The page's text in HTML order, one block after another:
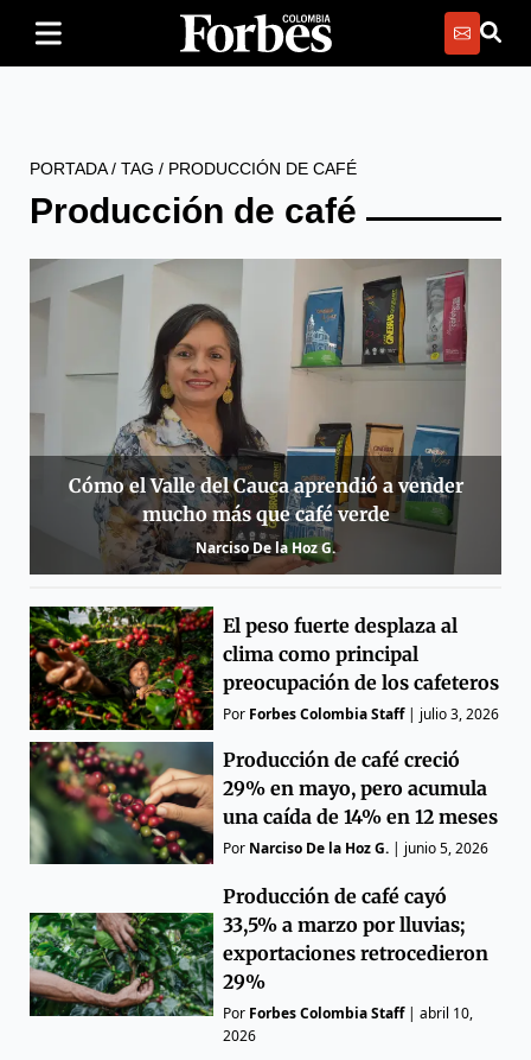
PORTADA/ TAG / PRODUCCIÓN DE CAFÉ
Producción de café
Cómo el Valle del Cauca aprendió a vender
mucho más que café verde
Narciso De la Hoz G.
El peso fuerte desplaza al
clima como principal
preocupación de los cafeteros
Por Forbes Colombia Staff| julio 3, 2026
Producción de café creció
29% en mayo, pero acumula
una caída de 14% en 12 meses
Por Narciso De la Hoz G. junio 5, 2026
Producción de café cayó
33,5% a marzo por lluvias;
exportaciones retrocedieron
29%
Por Forbes Colombia Staff|abril 10,
2026